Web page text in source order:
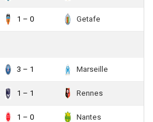
1 – 0 Getafe
3 – 1 Marseille
1 – 1 Rennes
1 – 0 Nantes